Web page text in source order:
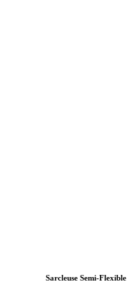
Sarcleuse Semi-Flexible